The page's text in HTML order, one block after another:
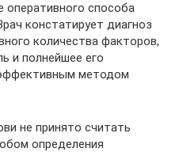
оперативного способа
констатирует диагноз
количества факторов,
и полнейшее его
методом
не принято считать
определения